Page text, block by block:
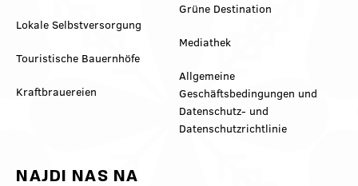
Lokale Selbstversorgung
Touristische Bauernhöfe
Kraftbrauereien
Grüne Destination
Mediathek
Allgemeine
Geschäftsbedingungen und
Datenschutz- und
Datenschutzrichtlinie
NAJDI NAS NA